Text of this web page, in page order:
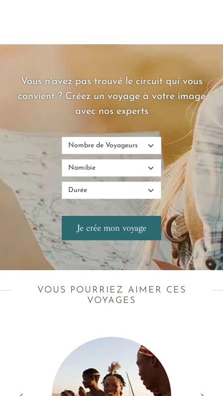
Vous n'avez pas trouvé le circuit qui vous
convient ? Créez un voyage à votre image
avec nos experts
VOUS POURRIEZ AIMER CES
VOYAGES